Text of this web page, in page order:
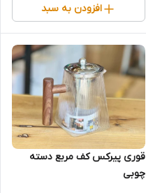
افزودن به سبد
قوری پیرکس کف مربع دسته
چوبی